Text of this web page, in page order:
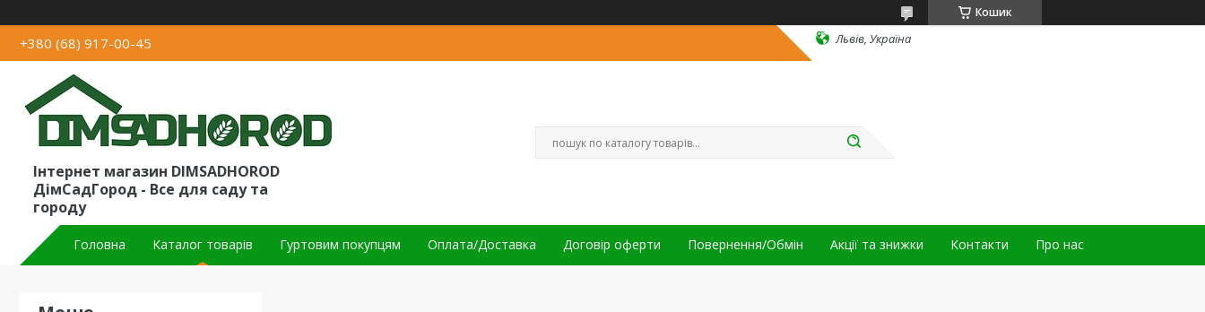
Кошик
+380 (68) 917-00-45 Львів, Україна
Інтернет магазин DIMSADHOROD
ДімСадГород - Все для саду та
городу
Головна Каталог товарів Гуртовим покупцям Оплата/Доставка Договір оферти Повернення/Обмін Акції та знижки Контакти Про нас